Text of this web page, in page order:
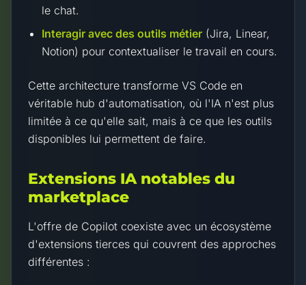
le chat.
Interagir avec des outils métier (Jira, Linear,
Notion) pour contextualiser le travail en cours.
Cette architecture transforme VS Code en
véritable hub d'automatisation, où l'IA n'est plus
limitée à ce qu'elle sait, mais à ce que les outils
disponibles lui permettent de faire.
Extensions IA notables du
marketplace
L'offre de Copilot coexiste avec un écosystème
d'extensions tierces qui couvrent des approches
différentes :